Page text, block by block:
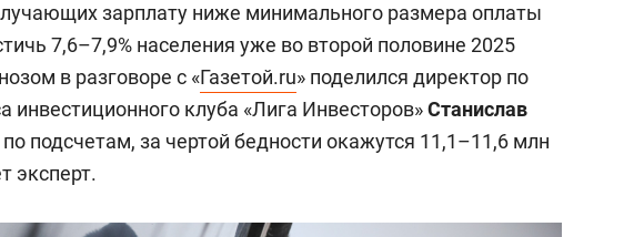
зарплату ниже минимального размера оплаты
7,6–7,9% населения уже во второй половине 2025
в разговоре с «Газетой.ru» поделился директор по
инвестиционного клуба «Лига Инвесторов»Станислав
по подсчетам, за чертой бедности окажутся 11,1–11,6 млн
эксперт.
Рекомендуем
Психотерапевт «Фороса»:
«Директорский невроз» –
когда человек не считает
стрессом»
Рекомендуем
Наседкина: «Ремонт